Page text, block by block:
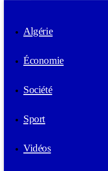
Algérie
Économie
Société
Sport
Vidéos